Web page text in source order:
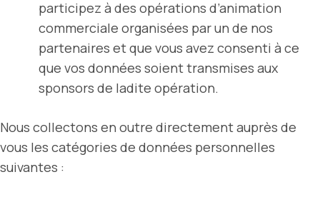
participez à des opérations d’animation
commerciale organisées par un de nos
partenaires et que vous avez consenti à ce
que vos données soient transmises aux
sponsors de ladite opération.
Nous collectons en outre directement auprès de
vous les catégories de données personnelles
suivantes :